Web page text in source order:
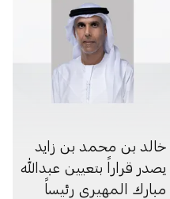
خالد بن محمد بن زايد
يصدر قراراً بتعيين عبدالله
مبارك المهيري رئيساً